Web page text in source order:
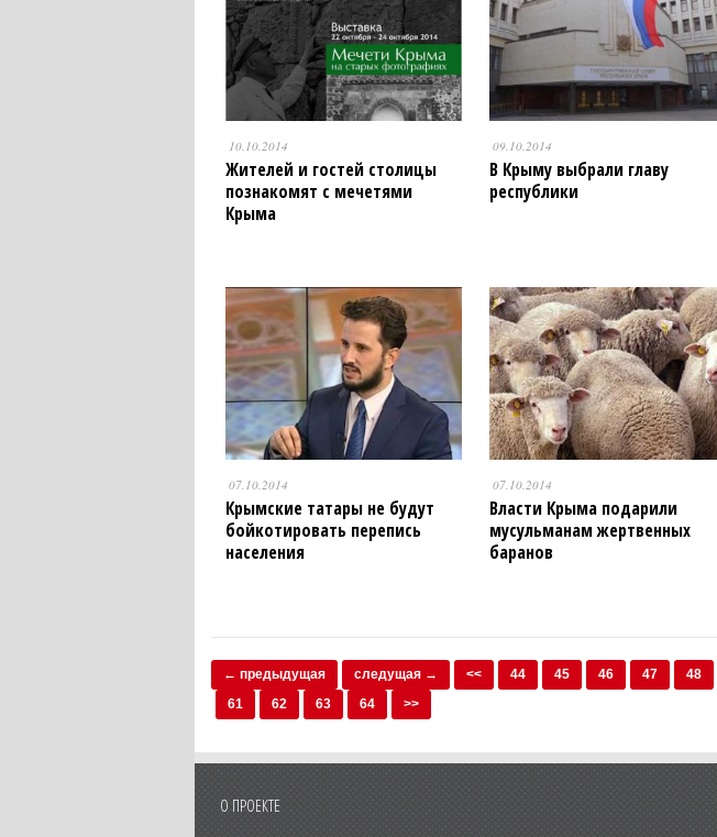
10.10.2014
Жителей и гостей столицы
познакомят с мечетями
Крыма
09.10.2014
В Крыму выбрали главу
республики
07.10.2014
Крымские татары не будут
бойкотировать перепись
населения
07.10.2014
Власти Крыма подарили
мусульманам жертвенных
баранов
← предыдущая следущая → << 44 45 46 47 48
61
62 63 64 >>
О ПРОЕКТЕ